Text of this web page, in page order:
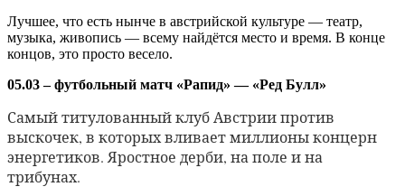
Лучшее, что есть нынче в австрийской культуре — театр,
музыка, живопись — всему найдётся место и время. В конце
концов, это просто весело.
05.03 – футбольный матч «Рапид» — «Ред Булл»
Самый титулованный клуб Австрии против
выскочек, в которых вливает миллионы концерн
энергетиков. Яростное дерби, на поле и на
трибунах.